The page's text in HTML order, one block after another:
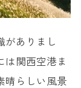
がありまし
は関西空港ま
晴らしい風景